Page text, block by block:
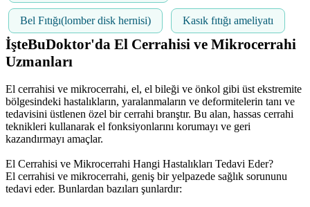
Bel Fıtığı(lomber disk hernisi) Kasık fıtığı ameliyatı
İşteBuDoktor'da El Cerrahisi ve Mikrocerrahi
Uzmanları
El cerrahisi ve mikrocerrahi, el, el bileği ve önkol gibi üst ekstremite
bölgesindeki hastalıkların, yaralanmaların ve deformitelerin tanı ve
tedavisini üstlenen özel bir cerrahi branştır. Bu alan, hassas cerrahi
teknikleri kullanarak el fonksiyonlarını korumayı ve geri
kazandırmayı amaçlar.
El Cerrahisi ve Mikrocerrahi Hangi Hastalıkları Tedavi Eder?
El cerrahisi ve mikrocerrahi, geniş bir yelpazede sağlık sorununu
tedavi eder. Bunlardan bazıları şunlardır: